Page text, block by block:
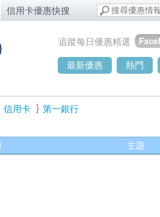
信用卡優惠快搜
追蹤每日優惠精選
最新優惠 熱門
信用卡 第一銀行
主題